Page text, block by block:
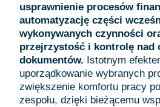
usprawnienie procesów
automatyzację części
wykonywanych czynności
przejrzystość i kontrolę nad
dokumentów. Istotnym
uporządkowanie wybranych
zwiększenie komfortu pracy
zespołu, dzięki bieżącemu